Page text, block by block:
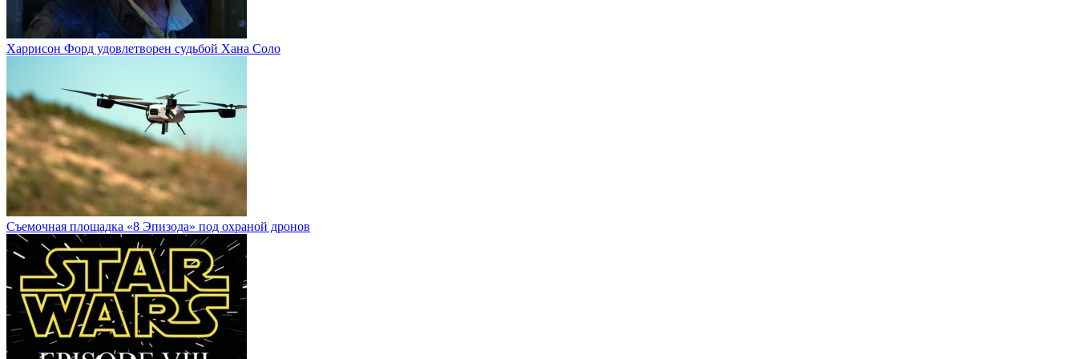
Харрисон Форд удовлетворен судьбой Хана Соло
Cъемочная площадка «8 Эпизода» под охраной дронов